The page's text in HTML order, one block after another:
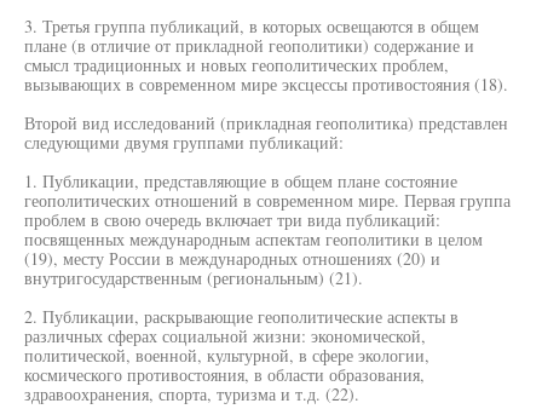
3. Третья группа публикаций, в которых освещаются в общем
плане (в отличие от прикладной геополитики) содержание и
смысл традиционных и новых геополитических проблем,
вызывающих в современном мире эксцессы противостояния (18).
Второй вид исследований (прикладная геополитика) представлен
следующими двумя группами публикаций:
1. Публикации, представляющие в общем плане состояние
геополитических отношений в современном мире. Первая группа
проблем в свою очередь включает три вида публикаций:
посвященных международным аспектам геополитики в целом
(19), месту России в международных отношениях (20) и
внутригосударственным (региональным) (21).
2. Публикации, раскрывающие геополитические аспекты в
различных сферах социальной жизни: экономической,
политической, военной, культурной, в сфере экологии,
космического противостояния, в области образования,
здравоохранения, спорта, туризма и т.д. (22).